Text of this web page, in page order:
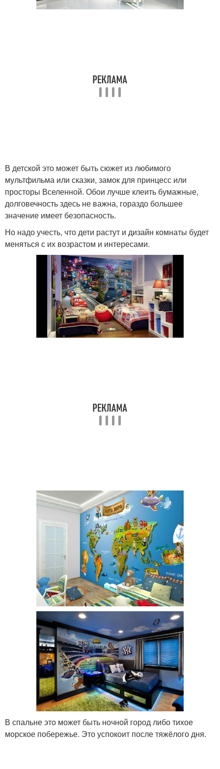
В детской это может быть сюжет из любимого
мультфильма или сказки, замок для принцесс или
просторы Вселенной. Обои лучше клеить бумажные,
долговечность здесь не важна, гораздо большее
значение имеет безопасность.
Но надо учесть, что дети растут и дизайн комнаты будет
меняться с их возрастом и интересами.
В спальне это может быть ночной город либо тихое
морское побережье. Это успокоит после тяжёлого дня.